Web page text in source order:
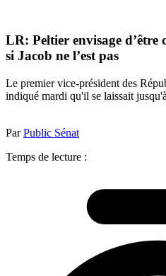
LR: Peltier envisage d’être
si Jacob ne l’est pas
Le premier vice-président des
indiqué mardi qu'il se laissait
ParPublic Sénat
Temps de lecture :